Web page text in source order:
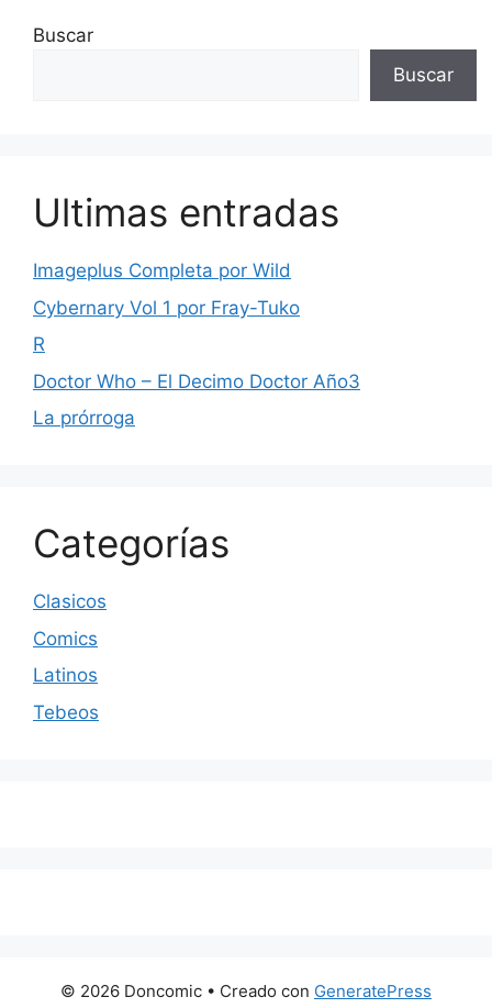
Buscar
Buscar
Ultimas entradas
Imageplus Completa por Wild
Cybernary Vol 1 por Fray-Tuko
R
Doctor Who – El Decimo Doctor Año3
La prórroga
Categorías
Clasicos
Comics
Latinos
Tebeos
© 2026 Doncomic • Creado con GeneratePress